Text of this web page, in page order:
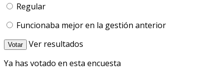
Regular
Funcionaba mejor en la gestión anterior
Votar
Ver resultados
Ya has votado en esta encuesta